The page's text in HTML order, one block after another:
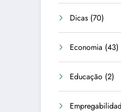
Dicas (70)
Economia (43)
Educação (2)